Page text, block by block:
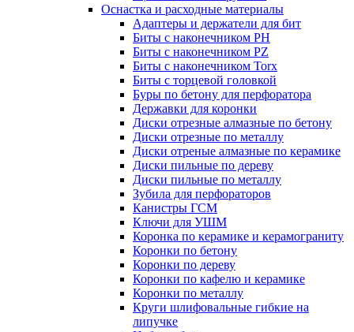
Оснастка и расходные материалы
Адаптеры и держатели для бит
Биты с наконечником PH
Биты с наконечником PZ
Биты с наконечником Torx
Биты с торцевой головкой
Буры по бетону для перфоратора
Державки для коронки
Диски отрезные алмазные по бетону
Диски отрезные по металлу
Диски отреные алмазные по керамике
Диски пильные по дереву
Диски пильные по металлу
Зубила для перфораторов
Канистры ГСМ
Ключи для УШМ
Коронка по керамике и керамограниту
Коронки по бетону
Коронки по дереву
Коронки по кафелю и керамике
Коронки по металлу
Круги шлифовальные гибкие на
липучке